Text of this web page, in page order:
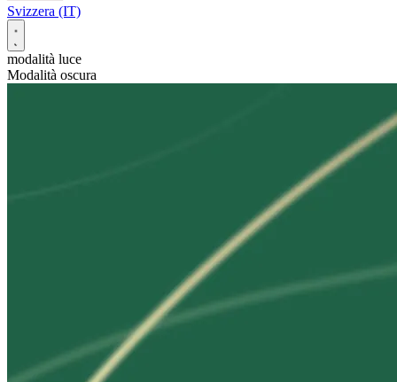
Svizzera (IT)
modalità luce
Modalità oscura